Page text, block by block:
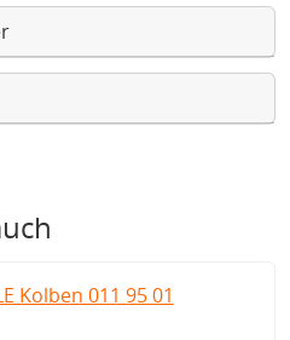
Kolben 011 95 01